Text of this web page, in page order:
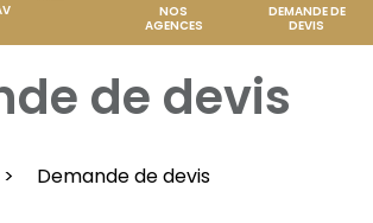
NOS
AGENCES
DEMANDE DE
DEVIS
de devis
> Demande de devis